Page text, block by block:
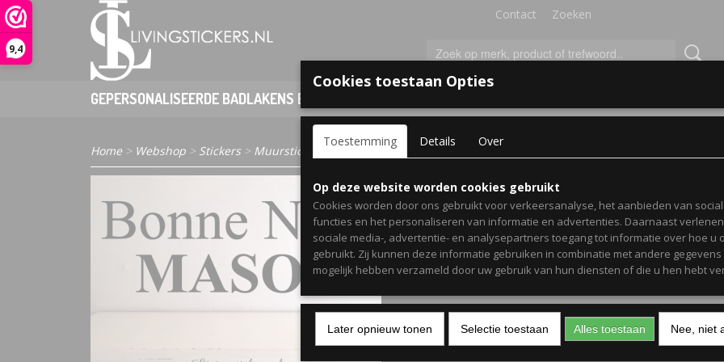
9,4
Contact Zoeken
GEPERSONALISEERDE BADLAKENS EN PONCHO'S VOOR KINDEREN
Home> Webshop > Stickers > Muurstickers Kinderkamer > Muursticker Bonne nuit met naam
Muursticker Bonne nuit
naam
€ 10,00 (inclusief btw 21%)
Afmeting
Cookies toestaan Opties
Toestemming Details Over
Op deze website worden cookies gebruikt
Cookies worden door ons gebruikt voor verkeersanalyse, het aanbieden van
functies en het personaliseren van informatie en advertenties. Daarnaast
sociale media-, advertentie- en analysepartners toegang tot informatie over hoe u
gebruikt. Zij kunnen deze informatie gebruiken in combinatie met andere gegevens
mogelijk hebben verzameld door uw gebruik van hun diensten of die u hen hebt
Later opnieuw tonen Selectie toestaan Alles toestaan Nee, niet